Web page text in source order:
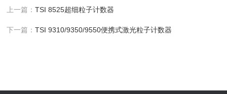
上一篇：TSI 8525超细粒子计数器
下一篇：TSI 9310/9350/9550便携式激光粒子计数器